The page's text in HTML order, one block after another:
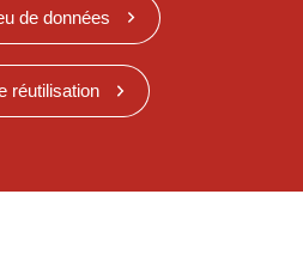
de données
réutilisation